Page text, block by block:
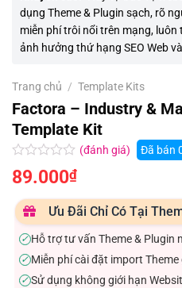
dụng Theme & Plugin sạch, rõ
miễn phí trôi nổi trên mạng,
ảnh hưởng thứ hạng SEO Web
Trang chủ / Template Kits
Factora – Industry &
Template Kit
Được
xếp
0.0
5
sao
(đánh giá) Đã bán
89.000₫
Ưu Đãi Chỉ Có Tại
✓Hỗ trợ tư vấn Theme & Plugin
✓Miễn phí cài đặt import
✓Sử dụng không giới hạn